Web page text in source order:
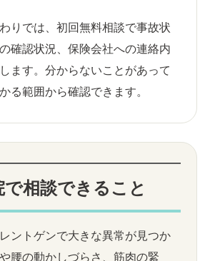
りでは、初回無料相談で事故状
確認状況、保険会社への連絡内
ます。分からないことがあって
る範囲から確認できます。
で相談できること
ントゲンで大きな異常が見つか
腰の動かしづらさ、筋肉の緊